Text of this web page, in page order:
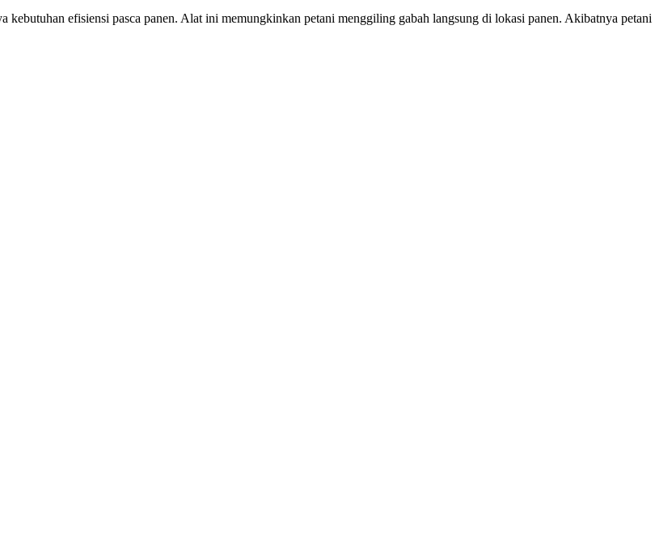
efisiensi pasca panen. Alat ini memungkinkan petani menggiling gabah langsung di lokasi panen. Akibatnya petani